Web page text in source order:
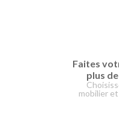
Faites
plus
mobilier